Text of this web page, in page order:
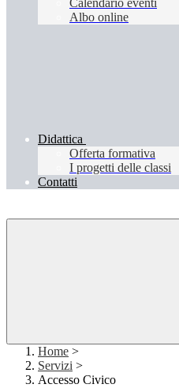
Calendario eventi
Albo online
Didattica
Offerta formativa
I progetti delle classi
Contatti
Home >
Servizi >
Accesso Civico